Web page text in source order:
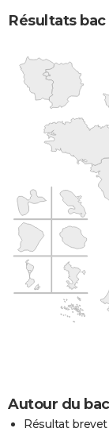
Résultats
Autour du
Résultat